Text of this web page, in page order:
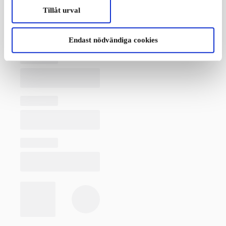
Tillåt urval
Endast nödvändiga cookies